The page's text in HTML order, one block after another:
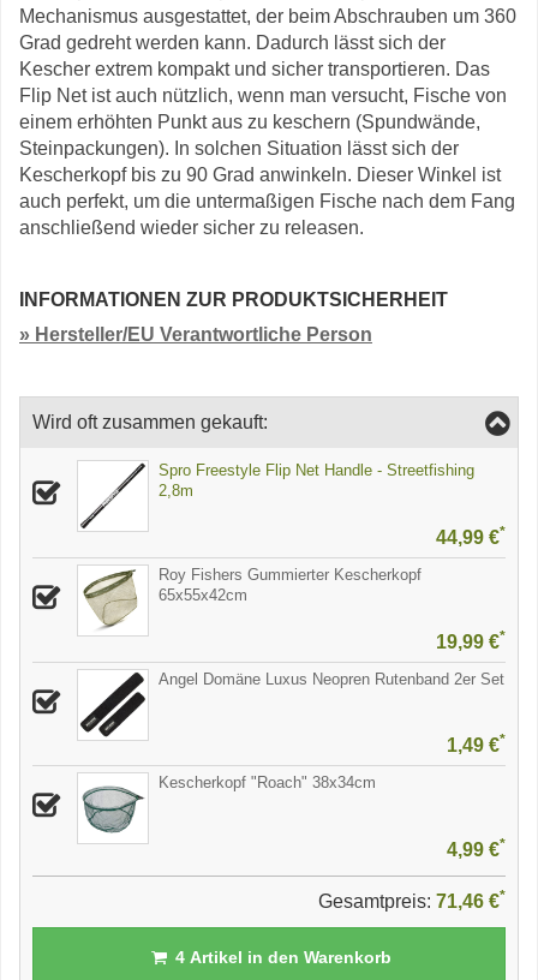
Mechanismus ausgestattet, der beim Abschrauben um 360
Grad gedreht werden kann. Dadurch lässt sich der
Kescher extrem kompakt und sicher transportieren. Das
Flip Net ist auch nützlich, wenn man versucht, Fische von
einem erhöhten Punkt aus zu keschern (Spundwände,
Steinpackungen). In solchen Situation lässt sich der
Kescherkopf bis zu 90 Grad anwinkeln. Dieser Winkel ist
auch perfekt, um die untermaßigen Fische nach dem Fang
anschließend wieder sicher zu releasen.
INFORMATIONEN ZUR PRODUKTSICHERHEIT
» Hersteller/EU Verantwortliche Person
Wird oft zusammen gekauft:
Spro Freestyle Flip Net Handle - Streetfishing
2,8m
44,99 €*
Roy Fishers Gummierter Kescherkopf
65x55x42cm
19,99 €*
Angel Domäne Luxus Neopren Rutenband 2er Set
1,49 €*
Kescherkopf "Roach" 38x34cm
4,99 €*
Gesamtpreis: 71,46 €*
4Artikel in den Warenkorb